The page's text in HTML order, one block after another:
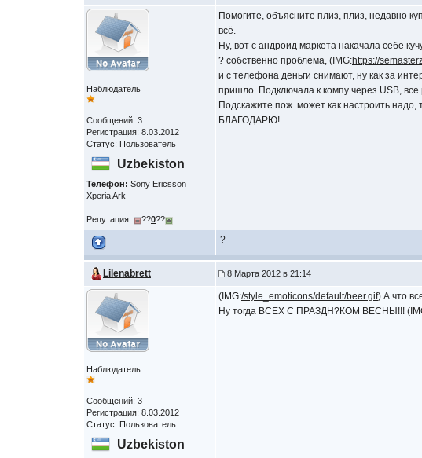
Наблюдатель
Сообщений: 3
Регистрация: 8.03.2012
Статус: Пользователь
Uzbekiston
Телефон: Sony Ericsson
Xperia Ark
Репутация: ??0??
Помогите, объясните плиз, плиз, недавно
всё.
Ну, вот с андроид маркета накачала себе
? собственно проблема, (IMG:https://
и с телефона деньги снимают, ну как за
пришло. Подключала к компу через USB,
Подскажите пож. может как настроить надо,
БЛАГОДАРЮ!
?
Lilenabrett 8 Марта 2012 в 21:14
Наблюдатель
Сообщений: 3
Регистрация: 8.03.2012
Статус: Пользователь
Uzbekiston
(IMG:/style_emoticons/default/beer.gif) А что
Ну тогда ВСЕХ С ПРАЗДН?КОМ ВЕСНЫ!!!